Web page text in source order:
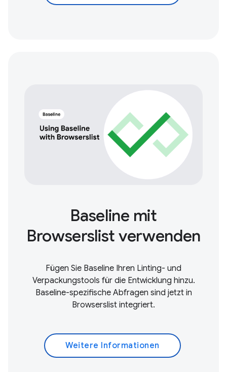
Baseline mit
Browserslist verwenden
Fügen Sie Baseline Ihren Linting- und
Verpackungstools für die Entwicklung hinzu.
Baseline-spezifische Abfragen sind jetzt in
Browserslist integriert.
Weitere Informationen